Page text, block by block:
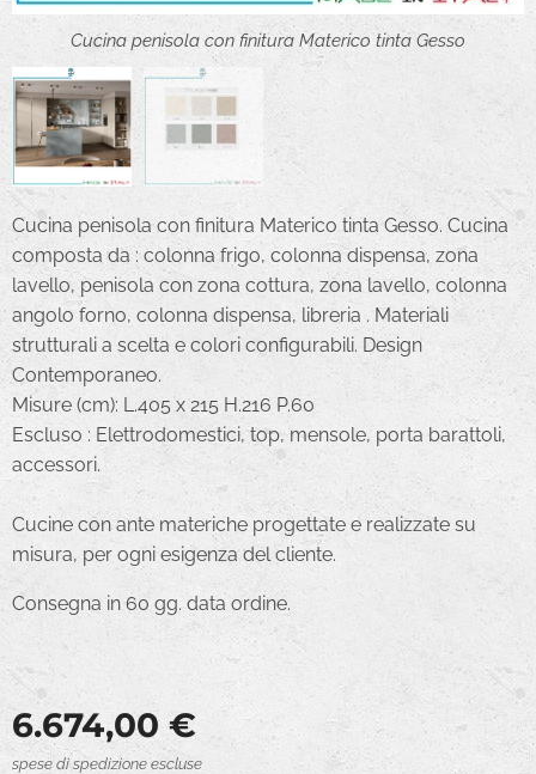
Cucina penisola con finitura Materico tinta Gesso
Cucina con finitura Materico tinte
Cucina penisola con finitura Materico tinta Gesso. Cucina
composta da : colonna frigo, colonna dispensa, zona
lavello, penisola con zona cottura, zona lavello, colonna
angolo forno, colonna dispensa, libreria . Materiali
strutturali a scelta e colori configurabili. Design
Contemporaneo.
Misure (cm): L.405 x 215 H.216 P.60
Escluso : Elettrodomestici, top, mensole, porta barattoli,
accessori.
Cucine con ante materiche progettate e realizzate su
misura, per ogni esigenza del cliente.
Consegna in 60 gg. data ordine.
6.674,00 €
spese di spedizione escluse